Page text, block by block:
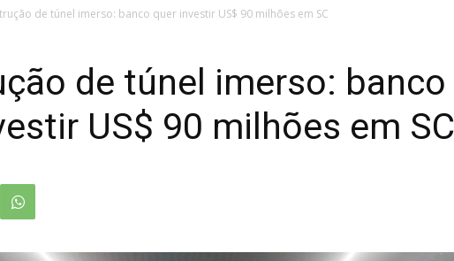
de túnel imerso: banco quer investir US$ 90 milhões em SC
de túnel imerso: banco
US$ 90 milhões em SC